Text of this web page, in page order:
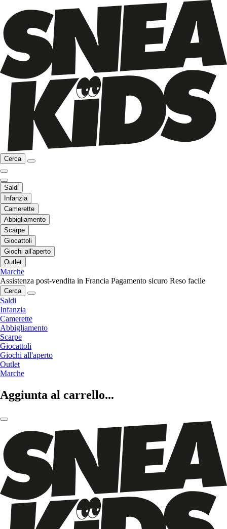
Cerca
Saldi
Infanzia
Camerette
Abbigliamento
Scarpe
Giocattoli
Giochi all'aperto
Outlet
Marche
Assistenza post-vendita in Francia Pagamento sicuro Reso facile
Cerca
Saldi
Infanzia
Camerette
Abbigliamento
Scarpe
Giocattoli
Giochi all'aperto
Outlet
Marche
Aggiunta al carrello...